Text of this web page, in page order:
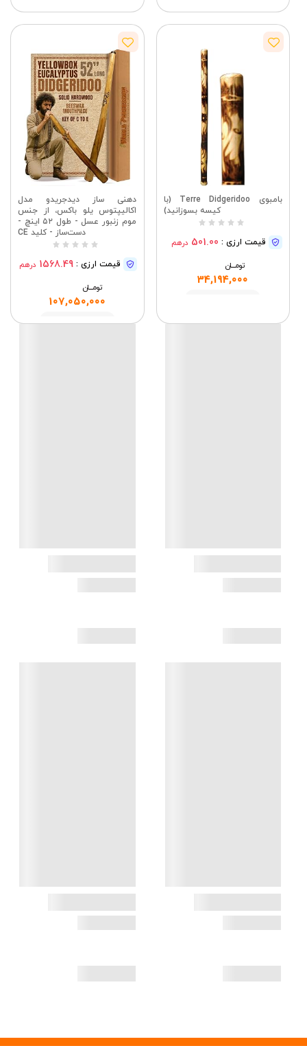
بامبوی Terre Didgeridoo (با
کیسه بسوزانید)
قیمت ارزی : 501.00 درهم
تومــــــان
34,194,000
دهنی ساز دیدجریدو مدل
اکالیپتوس یلو باکس، از جنس
موم زنبور عسل - طول ۵۲ اینچ -
دست‌ساز - کلید CE
قیمت ارزی : 1568.49 درهم
تومــــــان
107,050,000
مشاهده